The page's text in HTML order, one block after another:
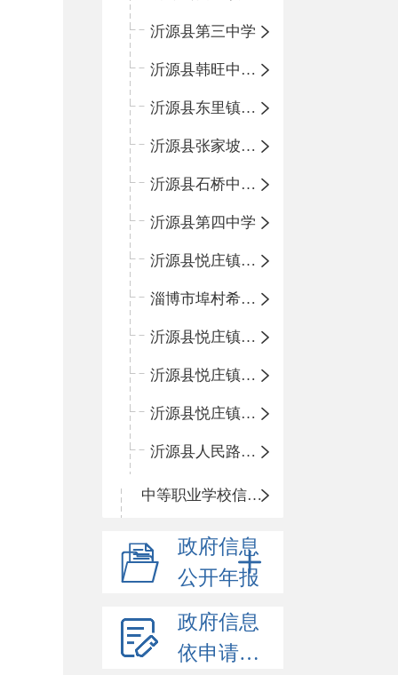
沂源县第三中学
沂源县韩旺中心学校
沂源县东里镇中心小学
沂源县张家坡中心学校
沂源县石桥中心学校
沂源县第四中学
沂源县悦庄镇中心小学
淄博市埠村希望小学
沂源县悦庄镇青龙山小学
沂源县悦庄镇鲍庄完小
沂源县悦庄镇赵庄小学
沂源县人民路小学
中等职业学校信息公开
政府信息
公开年报
政府信息
依申请公开